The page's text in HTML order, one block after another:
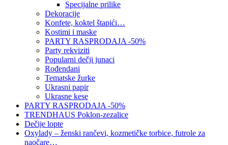
Specijalne prilike
Dekoracije
Konfete, koktel štapići…
Kostimi i maske
PARTY RASPRODAJA -50%
Party rekviziti
Popularni dečji junaci
Rođendani
Tematske žurke
Ukrasni papir
Ukrasne kese
PARTY RASPRODAJA -50%
TRENDHAUS Poklon-zezalice
Dečije lopte
Oxylady – ženski rančevi, kozmetičke torbice, futrole za
naočare…